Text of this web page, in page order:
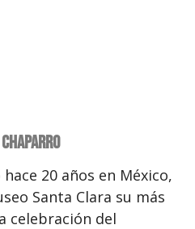
20 años en México,
Santa Clara su más
celebración del